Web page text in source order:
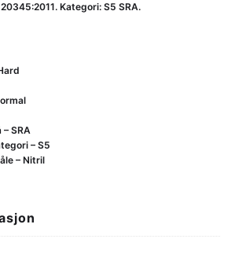
Kategori: S5 SRA.
SRA
– S5
– Nitril